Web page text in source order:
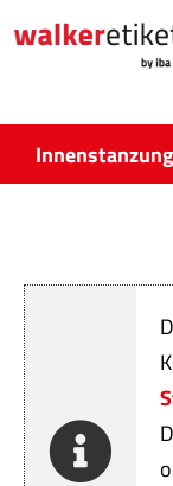
Inhalt
Innenstanzung